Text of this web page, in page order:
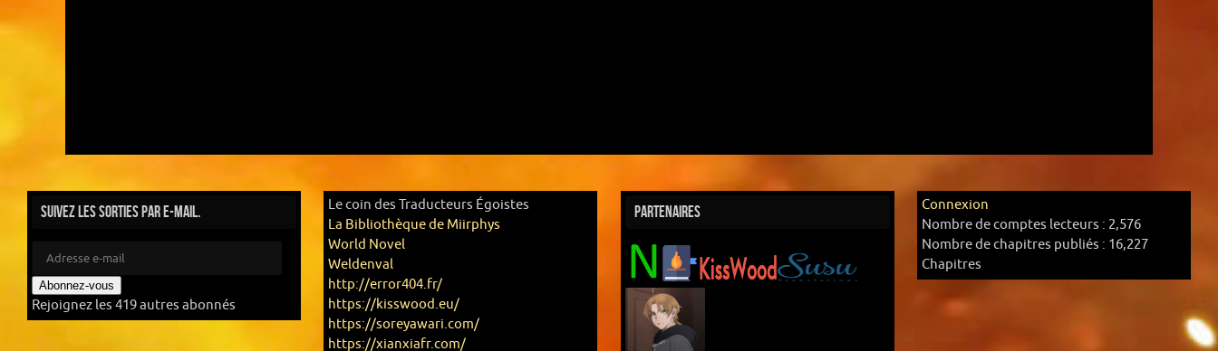
Suivez les sorties par e-mail.
Abonnez-vous
Rejoignez les 419 autres abonnés
Le coin des Traducteurs Égoistes
La Bibliothèque de Miirphys
World Novel
Weldenval
http://error404.fr/
https://kisswood.eu/
https://soreyawari.com/
https://xianxiafr.com/
Partenaires
Connexion
Nombre de comptes lecteurs : 2,576
Nombre de chapitres publiés : 16,227
Chapitres